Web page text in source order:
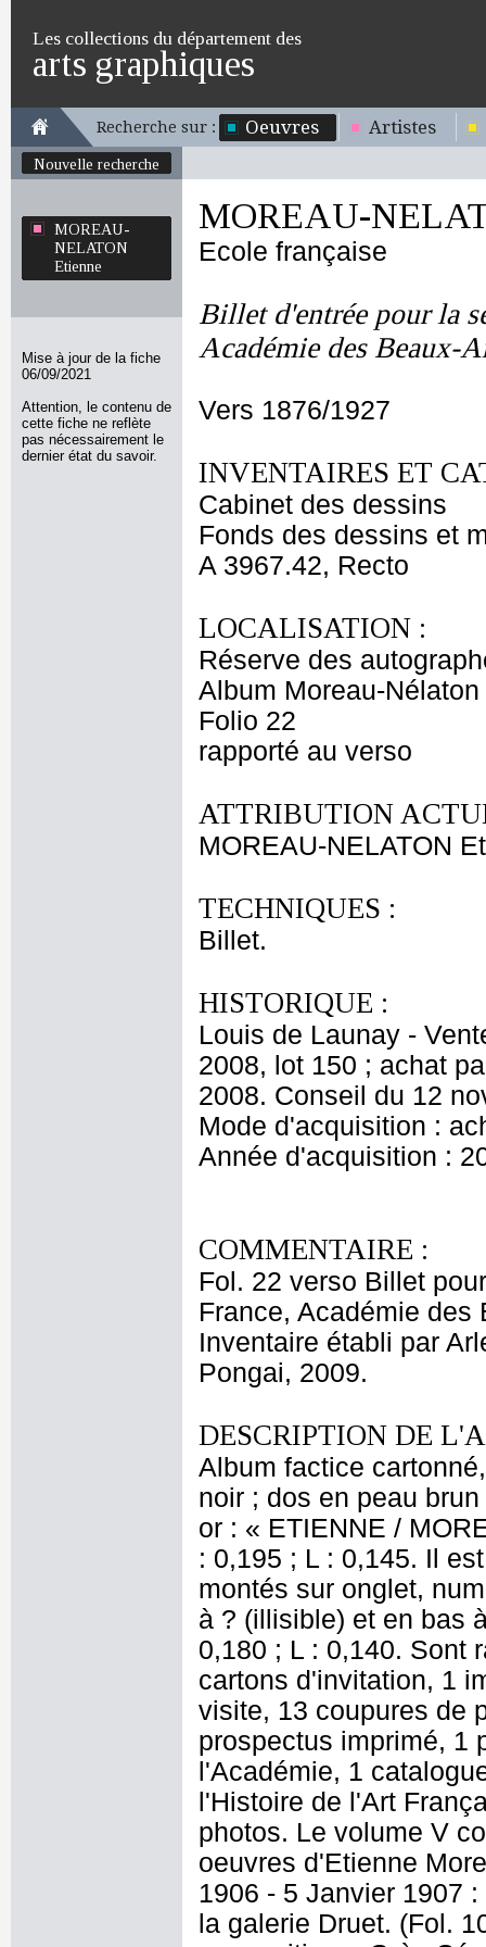
Les collections du département des
arts graphiques
Recherche sur : Oeuvres Artistes
Nouvelle recherche
MOREAU-
NELATON
Etienne
Mise à jour de la fiche
06/09/2021
Attention, le contenu de
cette fiche ne reflète
pas nécessairement le
dernier état du savoir.
MOREAU-
Ecole française
Billet d'entrée pour la
Académie des Beaux-
Vers 1876/1927
INVENTAIRES ET
Cabinet des dessins
Fonds des dessins et
A 3967.42, Recto
LOCALISATION :
Réserve des
Album Moreau-
Folio 22
rapporté au verso
ATTRIBUTION
MOREAU-NELATON
TECHNIQUES :
Billet.
HISTORIQUE :
Louis de Launay -
2008, lot 150 ; achat
2008. Conseil du 12
Mode d'acquisition :
Année d'acquisition :
COMMENTAIRE :
Fol. 22 verso Billet
France, Académie des
Inventaire établi par
Pongai, 2009.
DESCRIPTION DE
Album factice
noir ; dos en peau
or : « ETIENNE /
: 0,195 ; L : 0,145. Il
montés sur onglet,
à ? (illisible) et en bas
0,180 ; L : 0,140. Sont
cartons d'invitation, 1
visite, 13 coupures de
prospectus imprimé, 1
l'Académie, 1
l'Histoire de l'Art
photos. Le volume V
oeuvres d'Etienne
1906 - 5 Janvier 1907
la galerie Druet. (Fol.